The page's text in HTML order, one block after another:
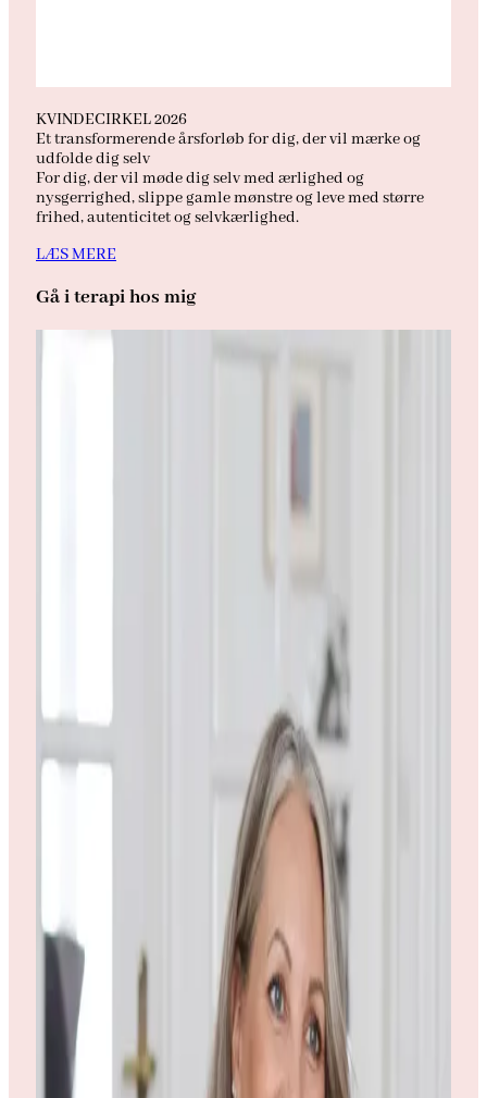
KVINDECIRKEL 2026
Et transformerende årsforløb for dig, der vil mærke og
udfolde dig selv
For dig, der vil møde dig selv med ærlighed og
nysgerrighed, slippe gamle mønstre og leve med større
frihed, autenticitet og selvkærlighed.
LÆS MERE
Gå i terapi hos mig